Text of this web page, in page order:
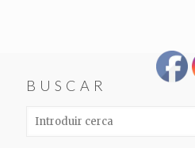
BUSCAR